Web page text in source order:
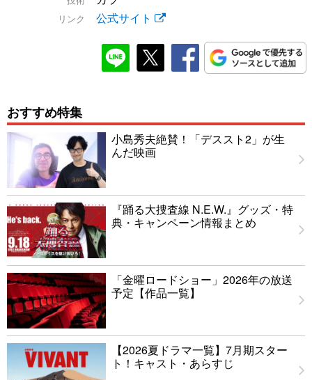
リンク 公式サイト
おすすめ特集
小島秀夫絶賛！「デススト2」が生
んだ映画
『踊る大捜査線 N.E.W.』グッズ・特
典・キャンペーン情報まとめ
「金曜ロードショー」2026年の放送
予定【作品一覧】
【2026夏ドラマ一覧】7月期スター
ト！キャスト・あらすじ